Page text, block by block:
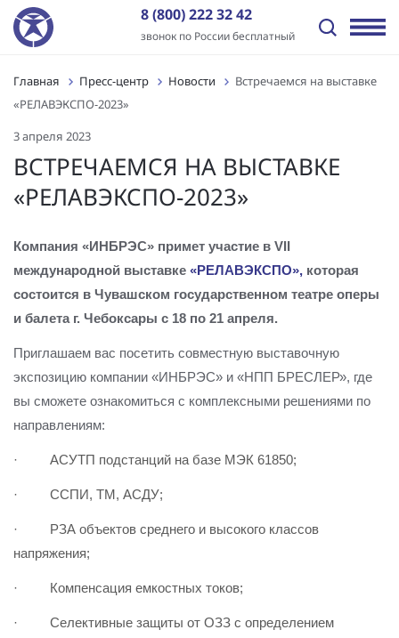
8 (800) 222 32 42
звонок по России бесплатный
Назад
Передача электроэнергии
Распределение электроэнергии
Нефтегазовый сектор
Промышленные предприятия
Инфраструктура и ЖКХ
Генерация электроэнергии
Назад
Промышленная автоматизация
Цифровая трансформация
Релейная защита и автоматика
Автоматизированные сбор и анализ информации об
Технический и коммерческий учет
Повышение надежности электроснабжения
Назад
ПТК «ИНБРЭС»
Программное обеспечение
Шкафы АСУ ТП/ССПИ/ТМ
Типовые шкафы АСУ ТП ПАО «Россети»
Многофункциональные устройства защиты и
управления
Устройства релейной защиты и автоматики
Оборудование компенсации емкостных токов
Определение поврежденного фидера
БАВР
Назад
Генподрядные услуги
Комплексная поставка оборудования
Проектные работы
Пуско-наладочные работы
Подготовка персонала АСУ ТП и РЗА
Назад
Новости
Статьи
Назад
История
Отзывы
Лицензии и сертификаты
Вакансии
Контакты
Главная Пресс-центр Новости
Встречаемся на выставке
«РЕЛАВЭКСПО-2023»
3 апреля 2023
ВСТРЕЧАЕМСЯ НА ВЫСТАВКЕ
«РЕЛАВЭКСПО-2023»
Компания «ИНБРЭС» примет участие в VII
международной выставке «РЕЛАВЭКСПО», которая
состоится в Чувашском государственном театре оперы
и балета г. Чебоксары с 18 по 21 апреля.
Приглашаем вас посетить совместную выставочную
экспозицию компании «ИНБРЭС» и «НПП БРЕСЛЕР», где
вы сможете ознакомиться с комплексными решениями по
направлениям:
· АСУТП подстанций на базе МЭК 61850;
· ССПИ, ТМ, АСДУ;
· РЗА объектов среднего и высокого классов
напряжения;
· Компенсация емкостных токов;
· Селективные защиты от ОЗЗ с определением